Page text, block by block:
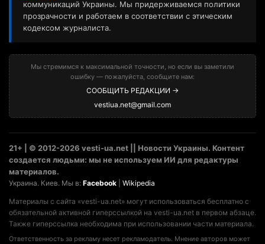
коммуникаций Украины. Мы придерживаемся политики
прозрачности и работаем в соответствии с этическим
кодексом журналиста.
Мы стремимся к максимальной точности, но если вы заметили
ошибку — пожалуйста, сообщите нам:
СООБЩИТЬ РЕДАКЦИИ →
vestiua.net@gmail.com
21+ | © 2012-2026 vesti-ua.net || Новости Украины. Контент
создается людьми: мы не используем ИИ для редактуры
материалов.
Украина. Киев. Мы в: Facebook Wikipedia
Материалы с сайта «vesti-ua.net» могут использоваться бесплатно с
обязательной активной гиперссылкой на vesti-ua.net в первом абзаце.
Также гиперссылка необходима при использовании части материала.
Ответственность за рекламу несет рекламодатель. Мнение авторов может